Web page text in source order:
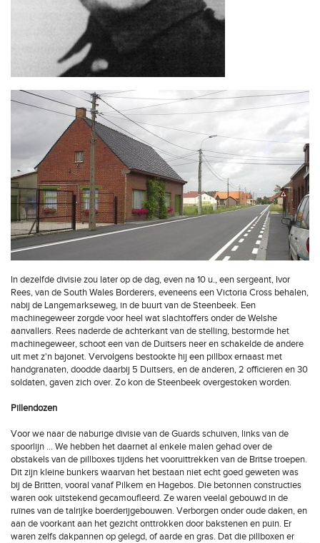
In dezelfde divisie zou later op de dag, even na 10 u., een sergeant, Ivor
Rees, van de South Wales Borderers, eveneens een Victoria Cross behalen,
nabij de Langemarkseweg, in de buurt van de Steenbeek. Een
machinegeweer zorgde voor heel wat slachtoffers onder de Welshe
aanvallers. Rees naderde de achterkant van de stelling, bestormde het
machinegeweer, schoot een van de Duitsers neer en schakelde de andere
uit met z'n bajonet. Vervolgens bestookte hij een pillbox ernaast met
handgranaten, doodde daarbij 5 Duitsers, en de anderen, 2 officieren en 30
soldaten, gaven zich over. Zo kon de Steenbeek overgestoken worden.
Pillendozen
Voor we naar de naburige divisie van de Guards schuiven, links van de
spoorlijn … We hebben het daarnet al enkele malen gehad over de
obstakels van de pillboxes tijdens het vooruittrekken van de Britse troepen.
Dit zijn kleine bunkers waarvan het bestaan niet echt goed geweten was
bij de Britten, vooral vanaf Pilkem en Hagebos. Die betonnen constructies
waren ook uitstekend gecamoufleerd. Ze waren veelal gebouwd in de
ruïnes van de talrijke boerderijgebouwen. Verborgen onder oude daken, en
aan de voorkant aan het gezicht onttrokken door bakstenen en puin. Er
waren zelfs dakpannen op gelegd, of aarde en gras. Dat die pillboxen er